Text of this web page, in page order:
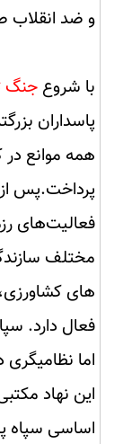
و ضد انقلاب
با شروع جنگ
پاسداران
همه موانع در
پرداخت.پس
فعالیت‌های
مختلف
های
فعال دارد.
اما
اساسی سپاه